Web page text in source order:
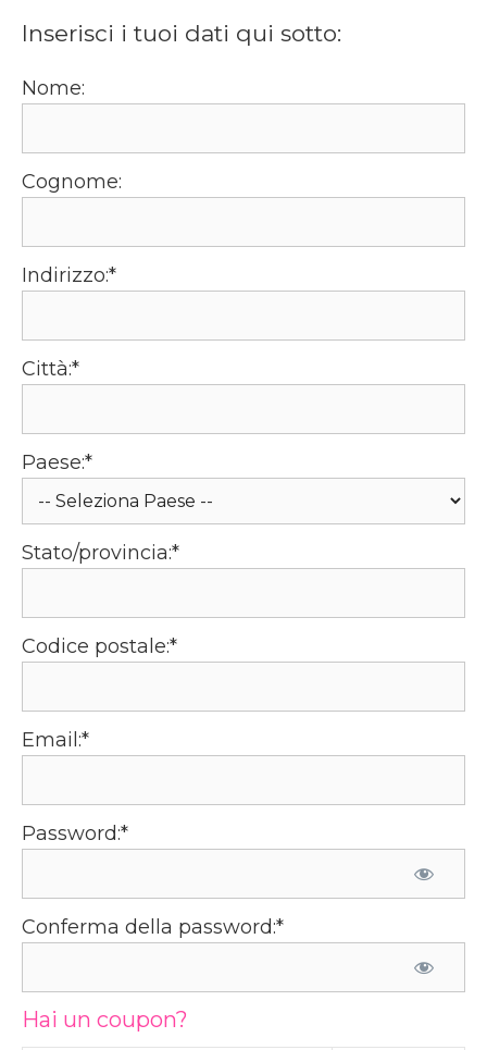
Inserisci i tuoi dati qui sotto:
Nome:
Cognome:
Indirizzo:*
Città:*
Paese:*
Stato/provincia:*
Codice postale:*
Email:*
Password:*
Conferma della password:*
Hai un coupon?